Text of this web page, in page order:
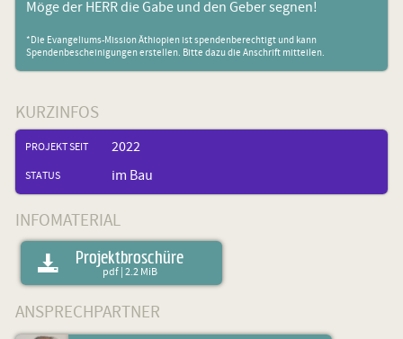
Möge der HERR die Gabe und den Geber segnen!
*Die Evangeliums-Mission Äthiopien ist spendenberechtigt und kann
Spendenbescheinigungen erstellen. Bitte dazu die Anschrift mitteilen.
KURZINFOS
PROJEKT SEIT 2022
STATUS im Bau
INFOMATERIAL
 Projektbroschüre
pdf | 2.2 MiB
ANSPRECHPARTNER